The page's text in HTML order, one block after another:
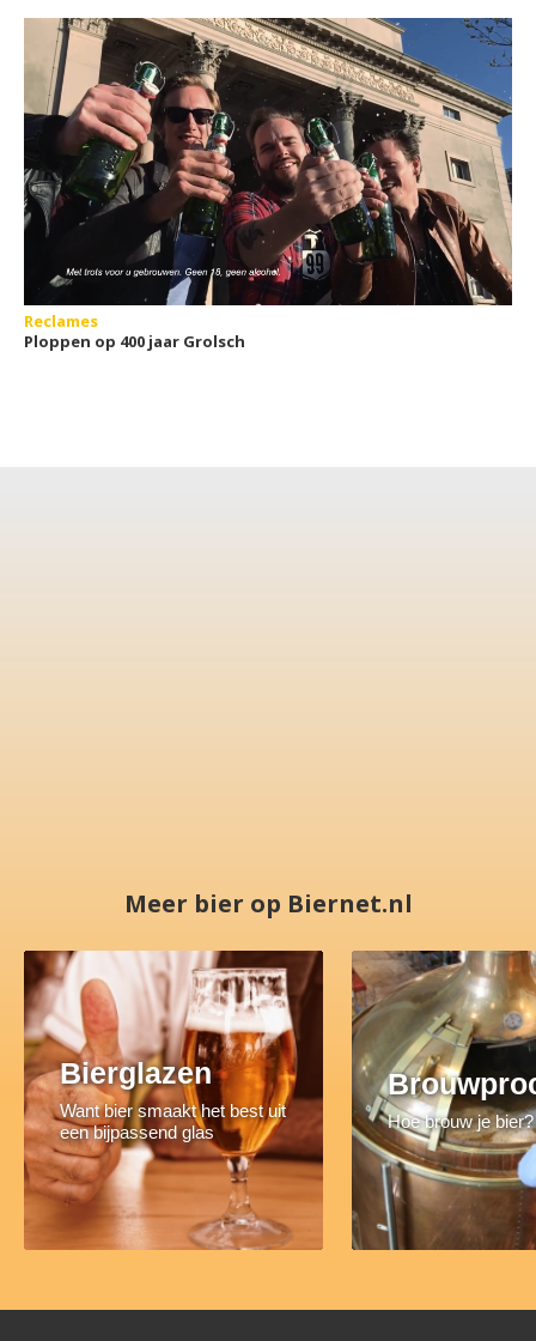
Reclames
Ploppen op 400 jaar Grolsch
Meer bier op Biernet.nl
Bierglazen
Want bier smaakt het best uit
een bijpassend glas
Hoe brouw je bier?